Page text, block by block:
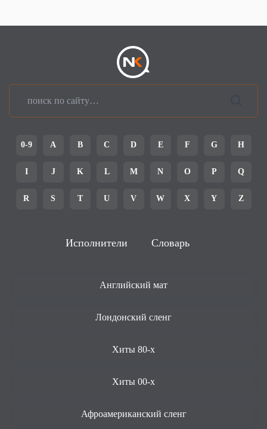
0-9 A B C D E F G H
I J K L M N O P Q
R S T U V W X Y Z
Исполнители Словарь
Английский мат
Лондонский сленг
Хиты 80-х
Хиты 00-х
Афроамериканский сленг